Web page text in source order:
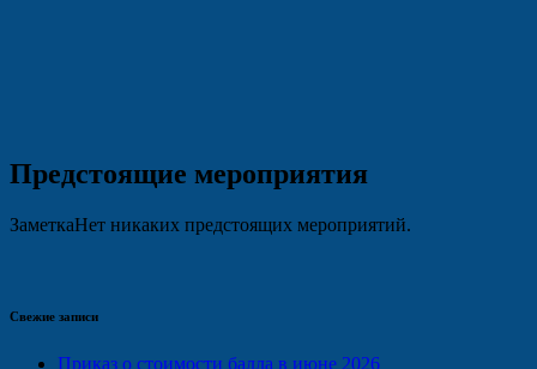
Предстоящие мероприятия
ЗаметкаНет никаких предстоящих мероприятий.
Свежие записи
Приказ о стоимости балла в июне 2026